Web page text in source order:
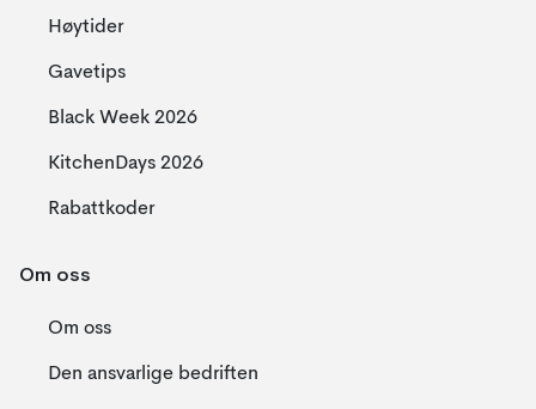
Høytider
Gavetips
Black Week 2026
KitchenDays 2026
Rabattkoder
Om oss
Om oss
Den ansvarlige bedriften